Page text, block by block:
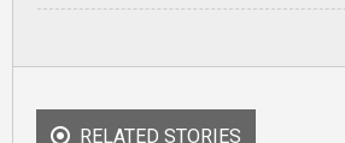
RELATED STORIES